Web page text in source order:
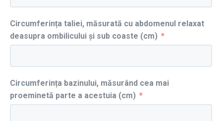
Circumferința taliei, măsurată cu abdomenul relaxat
deasupra ombilicului și sub coaste (cm)
Circumferința bazinului, măsurând cea mai
proeminetă parte a acestuia (cm)